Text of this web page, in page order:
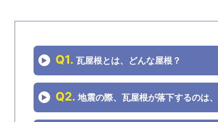
Q1. 瓦屋根とは、どんな屋根？
Q2. 地震の際、瓦屋根が落下するのは